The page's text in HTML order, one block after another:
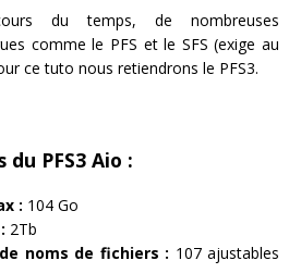
du temps, de nombreuses
comme le PFS et le SFS (exige au
ce tuto nous retiendrons le PFS3.
PFS3 Aio :
: 104 Go
2Tb
noms de fichiers : 107 ajustables